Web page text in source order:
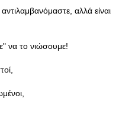
αλλά είναι
να το νιώσουμε!